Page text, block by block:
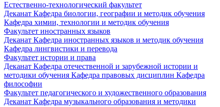
Естественно-технологический факультет
Деканат Кафедра биологии, географии и методик обучения
Кафедра химии, технологии и методик обучения
Факультет иностранных языков
Деканат Кафедра иностранных языков и методик обучения
Кафедра лингвистики и перевода
Факультет истории и права
Деканат Кафедра отечественной и зарубежной истории и
методики обучения Кафедра правовых дисциплин Кафедра
философии
Факультет педагогического и художественного образования
Деканат Кафедра музыкального образования и методики